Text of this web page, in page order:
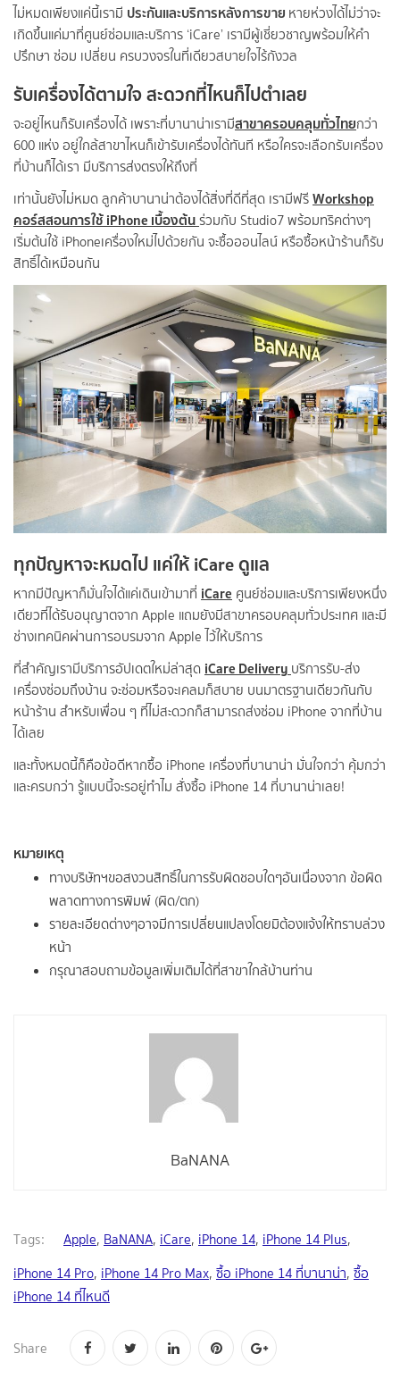
ไม่หมดเพียงแค่นี้เรามี ประกันและบริการหลังการขาย หายห่วงได้ไม่ว่าจะ
เกิดขึ้นแค่มาที่ศูนย์ซ่อมและบริการ ‘iCare’ เรามีผู้เชี่ยวชาญพร้อมให้คำ
ปรึกษา ซ่อม เปลี่ยน ครบวงจรในที่เดียวสบายใจไร้กังวล
รับเครื่องได้ตามใจ สะดวกที่ไหนก็ไปตำเลย
จะอยู่ไหนก็รับเครื่องได้ เพราะที่บานาน่าเรามีสาขาครอบคลุมทั่วไทยกว่า
600 แห่ง อยู่ใกล้สาขาไหนก็เข้ารับเครื่องได้ทันที หรือใครจะเลือกรับเครื่อง
ที่บ้านก็ได้เรา มีบริการส่งตรงให้ถึงที่
เท่านั้นยังไม่หมด ลูกค้าบานาน่าต้องได้สิ่งที่ดีที่สุด เรามีฟรีWorkshop
คอร์สสอนการใช้ iPhone เบื้องต้นร่วมกับ Studio7 พร้อมทริคต่างๆ
เริ่มต้นใช้ iPhoneเครื่องใหม่ไปด้วยกัน จะซื้อออนไลน์ หรือซื้อหน้าร้านก็รับ
สิทธิ์ได้เหมือนกัน
ทุกปัญหาจะหมดไป แค่ให้ iCare ดูแล
หากมีปัญหาก็มั่นใจได้แค่เดินเข้ามาที่ iCare ศูนย์ซ่อมและบริการเพียงหนึ่ง
เดียวที่ได้รับอนุญาตจาก Apple แถมยังมีสาขาครอบคลุมทั่วประเทศ และมี
ช่างเทคนิคผ่านการอบรมจาก Apple ไว้ให้บริการ
ที่สำคัญเรามีบริการอัปเดตใหม่ล่าสุดiCare Delivery บริการรับ-ส่ง
เครื่องซ่อมถึงบ้าน จะซ่อมหรือจะเคลมก็สบาย บนมาตรฐานเดียวกันกับ
หน้าร้าน สำหรับเพื่อน ๆ ที่ไม่สะดวกก็สามารถส่งซ่อม iPhone จากที่บ้าน
ได้เลย
และทั้งหมดนี้ก็คือข้อดีหากซื้อ iPhone เครื่องที่บานาน่า มั่นใจกว่า คุ้มกว่า
และครบกว่า รู้แบบนี้จะรอยู่ทำไม สั่งซื้อ iPhone 14 ที่บานาน่าเลย!
หมายเหตุ
ทางบริษัทฯขอสงวนสิทธิ์ในการรับผิดชอบใดๆอันเนื่องจาก ข้อผิด
พลาดทางการพิมพ์ (ผิด/ตก)
รายละเอียดต่างๆอาจมีการเปลี่ยนแปลงโดยมิต้องแจ้งให้ทราบล่วง
หน้า
กรุณาสอบถามข้อมูลเพิ่มเติมได้ที่สาขาใกล้บ้านท่าน
BaNANA
Tags: Apple, BaNANA, iCare, iPhone 14, iPhone 14 Plus,
iPhone 14 Pro, iPhone 14 Pro Max, ซื้อ iPhone 14 ที่บานาน่า, ซื้อ
iPhone 14 ที่ไหนดี
Share